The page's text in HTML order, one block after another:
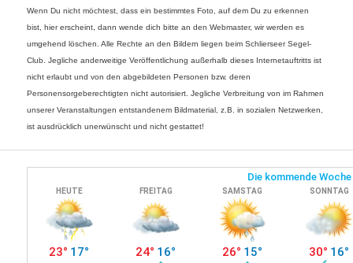
Wenn Du nicht möchtest, dass ein bestimmtes Foto, auf dem Du zu erkennen
bist, hier erscheint, dann wende dich bitte an den Webmaster, wir werden es
umgehend löschen. Alle Rechte an den Bildern liegen beim Schlierseer Segel-
Club. Jegliche anderweitige Veröffentlichung außerhalb dieses Internetauftritts ist
nicht erlaubt und von den abgebildeten Personen bzw. deren
Personensorgeberechtigten nicht autorisiert. Jegliche Verbreitung von im Rahmen
unserer Veranstaltungen entstandenem Bildmaterial, z.B. in sozialen Netzwerken,
ist ausdrücklich unerwünscht und nicht gestattet!